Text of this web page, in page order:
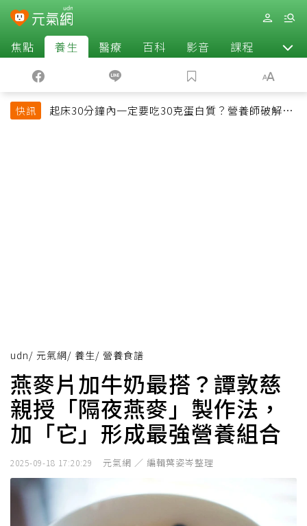
焦點 養生 醫療 百科 影音 課程 退休
快訊
起床30分鐘內一定要吃30克蛋白質？營養師破解
udn/ 元氣網/ 養生/ 營養食譜
燕麥片加牛奶最搭？譚敦慈
親授「隔夜燕麥」製作法，
加「它」形成最強營養組合
2025-09-18 17:20:29 元氣網 ／ 編輯葉姿岑整理